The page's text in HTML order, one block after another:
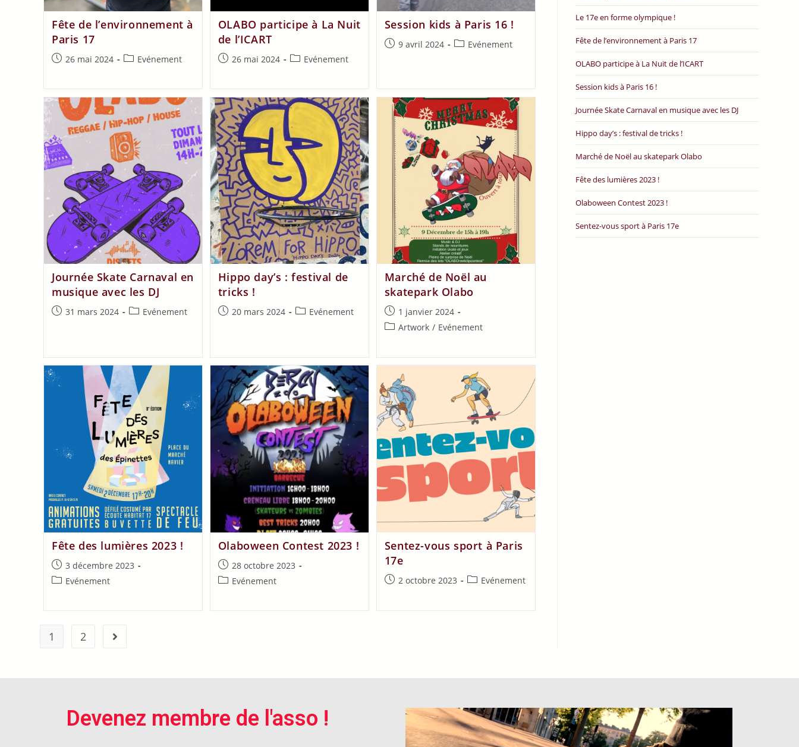
Fête de l’environnement à
Paris 17
26 mai 2024 Evénement
OLABO participe à La Nuit
de l’ICART
26 mai 2024 Evénement
Session kids à Paris 16 !
9 avril 2024 Evénement
Journée Skate Carnaval en
musique avec les DJ
31 mars 2024 Evénement
Hippo day’s : festival de
tricks !
20 mars 2024 Evénement
Marché de Noël au
skatepark Olabo
1 janvier 2024
Artwork / Evénement
Fête des lumières 2023 !
3 décembre 2023
Evénement
Olaboween Contest 2023 !
28 octobre 2023
Evénement
Sentez-vous sport à Paris
17e
2 octobre 2023 Evénement
1 2
Le 17e en forme olympique !
Fête de l’environnement à Paris 17
OLABO participe à La Nuit de l’ICART
Session kids à Paris 16 !
Journée Skate Carnaval en musique avec les DJ
Hippo day’s : festival de tricks !
Marché de Noël au skatepark Olabo
Fête des lumières 2023 !
Olaboween Contest 2023 !
Sentez-vous sport à Paris 17e
Devenez membre de l'asso !